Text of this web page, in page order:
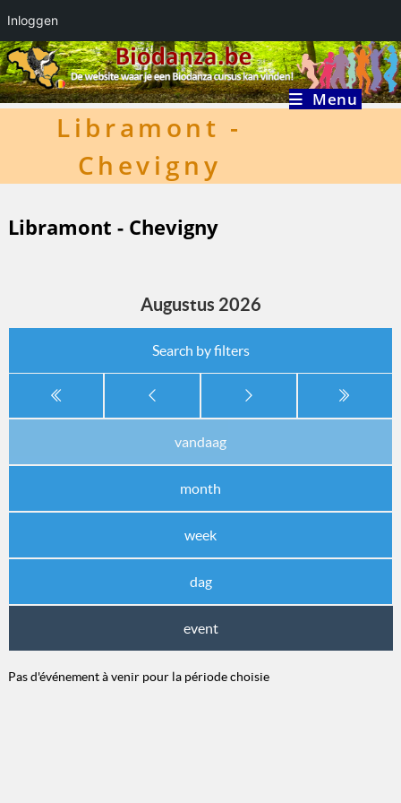
Inloggen
Ga
naar
inhoud
Menu
Libramont -
Chevigny
Libramont - Chevigny
Augustus 2026
Search by filters
vandaag
month
week
dag
event
Pas d'événement à venir pour la période choisie